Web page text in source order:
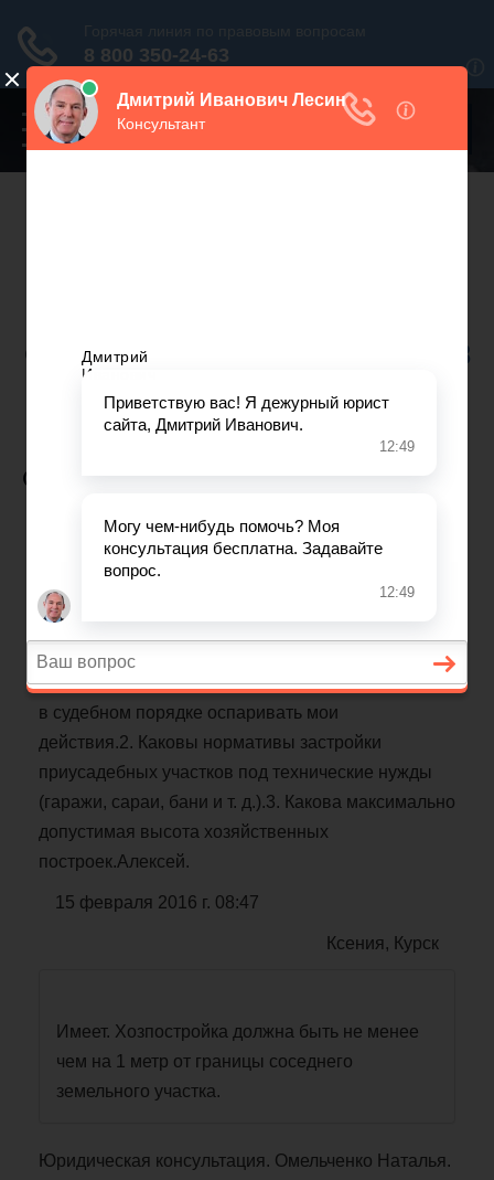
Переключатель
навигации
Санкт-Петербург
+7 812 467 34 68
Все регионы
СУДЕБНЫЙ ПОРЯДОК
Вопрос по теме: «Жилищное
право»
Имею приусадебный участок в ДСК. Сосед
по участку предъявил претензию о близком к его
забору моей хозяйственной
постройки.Вопросы:1. Имеет липраво сосед
в судебном порядке оспаривать мои
действия.2. Каковы нормативы застройки
приусадебных участков под технические нужды
(гаражи, сараи, бани и т. д.).3. Какова максимально
допустимая высота хозяйственных
построек.Алексей.
15 февраля 2016 г. 08:47
Ксения, Курск
Имеет. Хозпостройка должна быть не менее
чем на 1 метр от границы соседнего
земельного участка.
Юридическая консультация. Омельченко Наталья.